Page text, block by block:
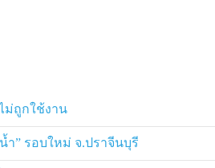
ม่ถูกใช้งาน
” รอบใหม่ จ.ปราจีนบุรี